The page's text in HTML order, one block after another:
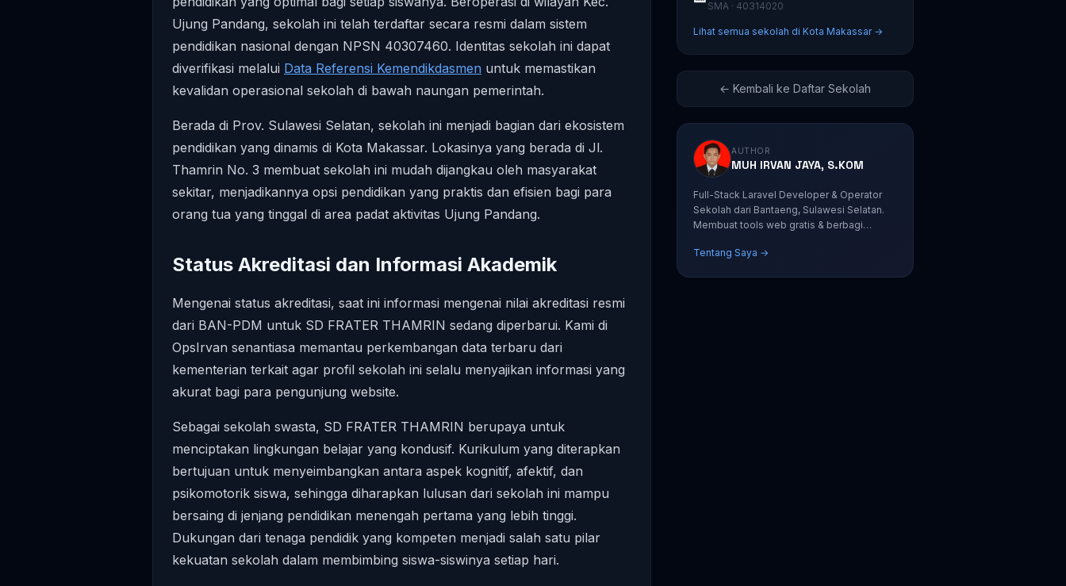
Ujung Pandang, sekolah ini telah terdaftar secara resmi dalam sistem
pendidikan nasional dengan NPSN 40307460. Identitas sekolah ini dapat
diverifikasi melalui Data Referensi Kemendikdasmen untuk memastikan
kevalidan operasional sekolah di bawah naungan pemerintah.
Berada di Prov. Sulawesi Selatan, sekolah ini menjadi bagian dari ekosistem
pendidikan yang dinamis di Kota Makassar. Lokasinya yang berada di Jl.
Thamrin No. 3 membuat sekolah ini mudah dijangkau oleh masyarakat
sekitar, menjadikannya opsi pendidikan yang praktis dan efisien bagi para
orang tua yang tinggal di area padat aktivitas Ujung Pandang.
Status Akreditasi dan Informasi Akademik
Mengenai status akreditasi, saat ini informasi mengenai nilai akreditasi resmi
dari BAN-PDM untuk SD FRATER THAMRIN sedang diperbarui. Kami di
OpsIrvan senantiasa memantau perkembangan data terbaru dari
kementerian terkait agar profil sekolah ini selalu menyajikan informasi yang
akurat bagi para pengunjung website.
Sebagai sekolah swasta, SD FRATER THAMRIN berupaya untuk
menciptakan lingkungan belajar yang kondusif. Kurikulum yang diterapkan
bertujuan untuk menyeimbangkan antara aspek kognitif, afektif, dan
psikomotorik siswa, sehingga diharapkan lulusan dari sekolah ini mampu
bersaing di jenjang pendidikan menengah pertama yang lebih tinggi.
Dukungan dari tenaga pendidik yang kompeten menjadi salah satu pilar
kekuatan sekolah dalam membimbing siswa-siswinya setiap hari.
SMA · 40314020
Lihat semua sekolah di Kota Makassar →
← Kembali ke Daftar Sekolah
AUTHOR
MUH IRVAN JAYA, S.KOM
Full-Stack Laravel Developer & Operator
Sekolah dari Bantaeng, Sulawesi Selatan.
Membuat tools web gratis & berbagi
Tentang Saya →